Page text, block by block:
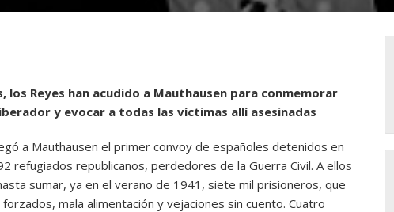
los Reyes han acudido a Mauthausen para conmemorar
y evocar a todas las víctimas allí asesinadas
a Mauthausen el primer convoy de españoles detenidos en
refugiados republicanos, perdedores de la Guerra Civil. A ellos
sumar, ya en el verano de 1941, siete mil prisioneros, que
mala alimentación y vejaciones sin cuento. Cuatro